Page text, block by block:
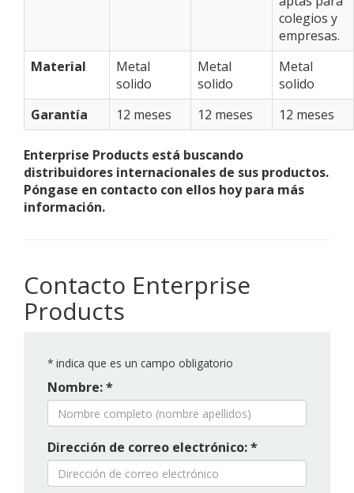
colegios y
empresas.
Material
Metal
solido
Metal
solido
Metal
solido
Garantía
12 meses 12 meses 12 meses
Enterprise Products está buscando
distribuidores internacionales de sus productos.
Póngase en contacto con ellos hoy para más
información.
Contacto Enterprise
Products
* indica que es un campo obligatorio
Nombre: *
Dirección de correo electrónico: *